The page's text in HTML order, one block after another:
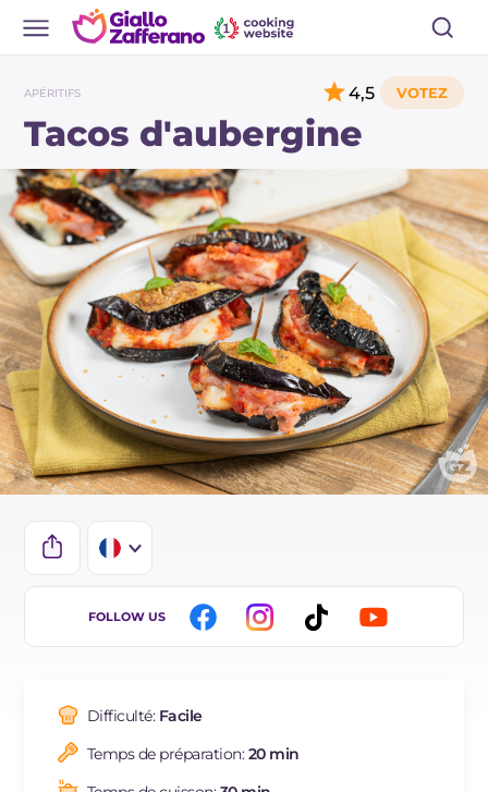
APÉRITIFS
Tacos d'aubergine
4,5
IT
ES
BR
FOLLOW US
Difficulté: Facile
Temps de préparation:20 min